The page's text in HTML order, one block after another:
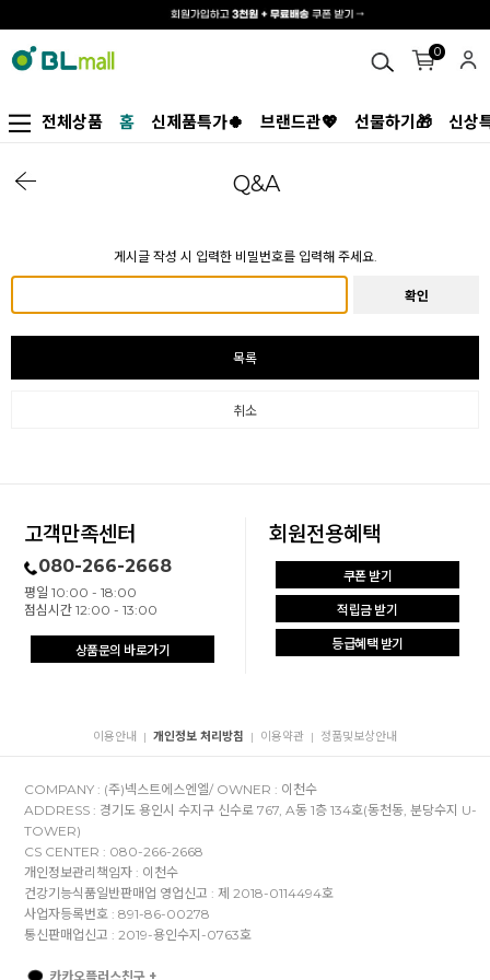
0
전체상품 홈 신제품특가🍀 브랜드관💖 선물하기🎁 신상
Q&A
게시글 작성 시 입력한 비밀번호를 입력해 주세요.
확인
목록
취소
고객만족센터
080-266-2668
평일 10:00 - 18:00
점심시간 12:00 - 13:00
상품문의 바로가기
회원전용혜택
쿠폰 받기
적립금 받기
등급혜택 받기
이용안내 | 개인정보 처리방침 | 이용약관 | 정품및보상안내
COMPANY : (주)넥스트에스엔엘/ OWNER : 이천수
ADDRESS : 경기도 용인시 수지구 신수로 767, A동 1층 134호(동천동, 분당수지 U-
TOWER)
CS CENTER : 080-266-2668
개인정보관리책임자 : 이천수
건강기능식품일반판매업 영업신고 : 제 2018-0114494호
사업자등록번호 : 891-86-00278
통신판매업신고 : 2019-용인수지-0763호
카카오플러스친구 +